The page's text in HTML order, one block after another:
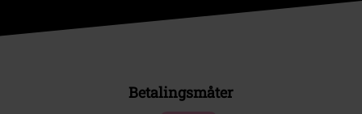
Betalingsmåter